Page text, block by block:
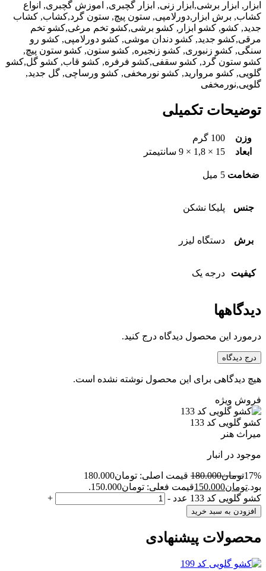
ابزار, ابزار برشی,ابزار زنی, ابزار گچبری, اموزش گچبری, انواع
کشاب, برش ابزار,دورلامپی, ستون پیچ, ستون گرد,کشاب, کشاب
جدید, کشو, کشو ابزار, کشو برشی,کشو تخم مرغی,کشو تخم
مرقی,کشو جدید, کشو دندان موشی, کشو دورلامپی, کشو رو
سنگی, کشو زنبوری, کشو زنجیره, کشو ستون, کشو ستون پیچ,
کشو ستون گرد, کشو سقفی,کشو فرفره, کشو قاب, کشو گل,کشو
گلویی, کشو مروارید, کشو نورمخفی, کشو ورساچی, گل جدید,
گلویی,نورمخفی
توضیحات تکمیلی
وزن
100 گرم
ابعاد
15 × 1,8 × 9 سانتیمتر
ضخامت 5 میل
جنس پلیکا نشکن
برش دستگاه لیزر
کیفیت درجه یک
دیدگاهها
درمورد این محصول دیدگاه درج کنید.
درج دیدگاه
هیچ دیدگاهی برای این محصول نوشته نشده است.
فروش ویژه
کشو گلویی کد 133
میراث هنر
موجود در انبار
17%تومان180.000
قیمت اصلی: تومان180.000
بود.تومان150.000قیمت فعلی: تومان150.000.
کشو گلویی کد 133 عدد
-
+
افزودن به سبد خرید
محصولات پیشنهادی